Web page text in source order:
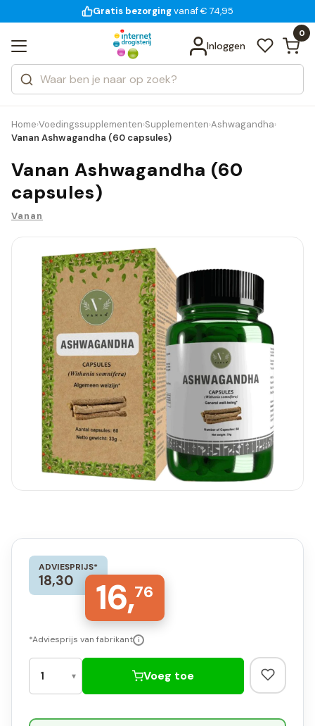
voor 18:00 uur besteld
Gratis bezorging
14 dagen bedenktijd
Inloggen
0
Zoeken
Categorieën
Merken
Bekijk alle resultaten
Home›Voedingssupplementen›Supplementen›Ashwagandha›
Vanan Ashwagandha (60 capsules)
Vanan Ashwagandha (60
capsules)
Vanan
ADVIESPRIJS*
18,30 16,76
*Adviesprijs van fabrikant i
Voeg toe